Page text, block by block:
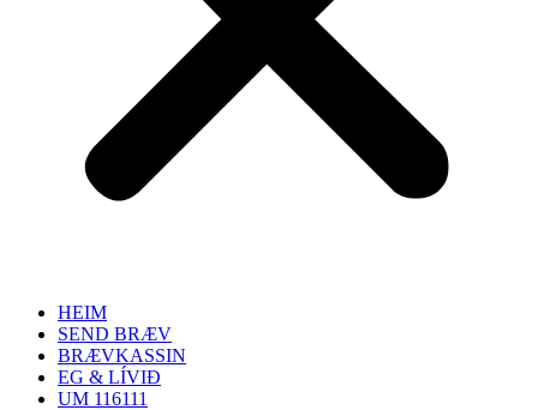
HEIM
SEND BRÆV
BRÆVKASSIN
EG & LÍVIÐ
UM 116111